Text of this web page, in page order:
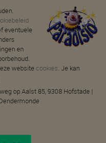
eventuele
en
website cookies. Je kan
op Aalst 85, 9308 Hofstade |